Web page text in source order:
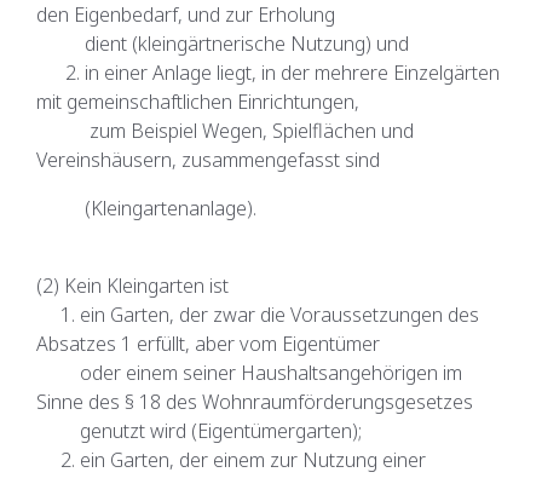
den Eigenbedarf, und zur Erholung
dient (kleingärtnerische Nutzung) und
2. in einer Anlage liegt, in der mehrere Einzelgärten
mit gemeinschaftlichen Einrichtungen,
zum Beispiel Wegen, Spielflächen und
Vereinshäusern, zusammengefasst sind
(Kleingartenanlage).
(2) Kein Kleingarten ist
1. ein Garten, der zwar die Voraussetzungen des
Absatzes 1 erfüllt, aber vom Eigentümer
oder einem seiner Haushaltsangehörigen im
Sinne des § 18 des Wohnraumförderungsgesetzes
genutzt wird (Eigentümergarten);
2. ein Garten, der einem zur Nutzung einer